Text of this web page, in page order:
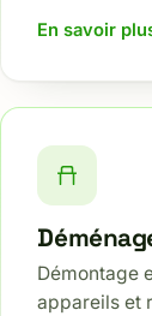
En savoir
Démontage
appareils et